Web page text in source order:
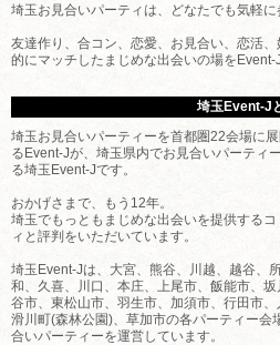
埼玉お見合いパーティは、どなたでも気軽に
友達作り、合コン、恋愛、お見合い、恋活
的にマッチしたまじめな出会いの場をEvent-
埼玉Event-J
埼玉お見合いパーティーを首都圏22会場に
るEvent-Jが、埼玉県内でお見合いパーティ
る埼玉Event-Jです。
おかげさまで、もう12年。
埼玉でもっともまじめな出会いを提供するコ
ィと評判をいただいています。
埼玉Event-Jは、大宮、熊谷、川越、越谷、
和、久喜、川口、本庄、上尾市、飯能市、坂
谷市、東松山市、羽生市、加須市、行田市、
滑川町(森林公園)、草加市の各パーティー会
合いパーティーを運営しています。